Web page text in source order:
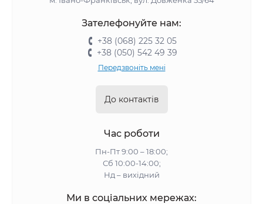
Зателефонуйте нам:
+38 (068) 225 32 05
+38 (050) 542 49 39
Передзвоніть мені
До контактів
Час роботи
Пн-Пт 9:00 – 18:00;
Сб 10:00-14:00;
Нд – вихідний
Ми в соціальних мережах: